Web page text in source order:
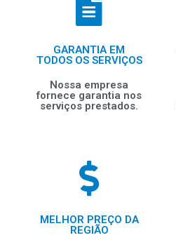
GARANTIA EM
TODOS OS SERVIÇOS
Nossa empresa
fornece garantia nos
serviços prestados.
MELHOR PREÇO DA
REGIÃO